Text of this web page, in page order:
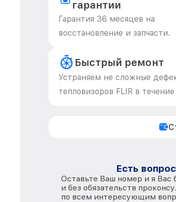
гарантии
Гарантия 36 месяцев на
восстановление и запчасти.
Быстрый ремонт
Устраняем не сложные
тепловизоров FLIR в
Есть
Оставьте Ваш номер и я Вас
и без обязательств
по всем интересующим